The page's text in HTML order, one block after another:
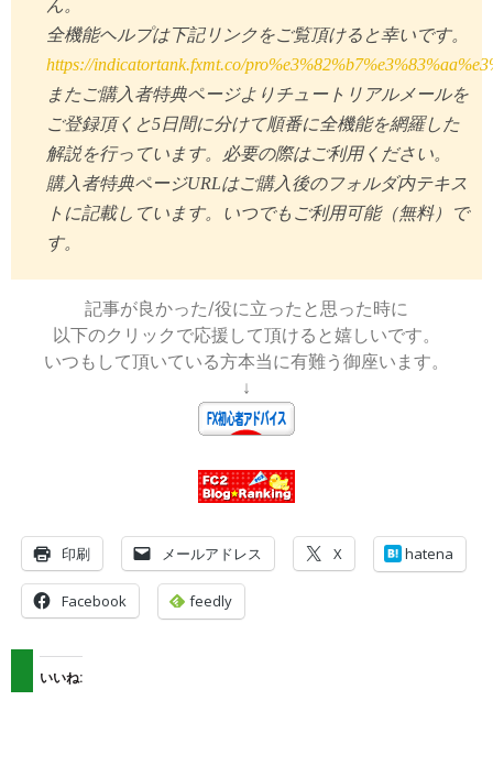
ん。
全機能ヘルプは下記リンクをご覧頂けると幸いです。
https://indicatortank.fxmt.co/
またご購入者特典ページよりチュートリアルメールを
ご登録頂くと5日間に分けて順番に全機能を網羅した
解説を行っています。必要の際はご利用ください。
購入者特典ページURLはご購入後のフォルダ内テキス
トに記載しています。いつでもご利用可能（無料）で
す。
記事が良かった/役に立ったと思った時に
以下のクリックで応援して頂けると嬉しいです。
いつもして頂いている方本当に有難う御座います。
↓
印刷 メールアドレス X hatena
Facebook feedly
いいね: